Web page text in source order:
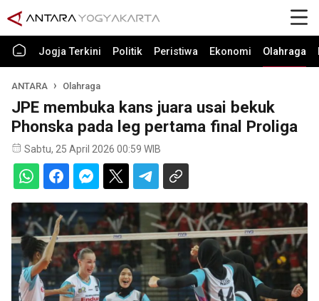
Jogja Terkini Politik Peristiwa Ekonomi Olahraga
ANTARA Olahraga
JPE membuka kans juara usai bekuk
Phonska pada leg pertama final Proliga
Sabtu, 25 April 2026 00:59 WIB